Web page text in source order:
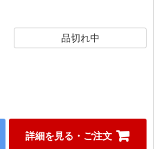
品切れ中
詳細を見る・ご注文